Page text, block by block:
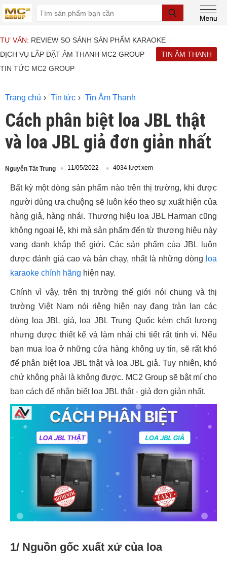
TƯ VẤN: REVIEW SO SÁNH SẢN PHẨM KARAOKE
DỊCH VỤ LẮP ĐẶT ÂM THANH MC2 GROUP
TIN ÂM THANH
TIN TỨC MC2 GROUP
Trang chủ Tin tức Tin Âm Thanh
Cách phân biệt loa JBL thật
và loa JBL giả đơn giản nhất
Nguyễn Tất Trung 11/05/2022 4034 lượt xem
Bất kỳ một dòng sản phẩm nào trên thị trường, khi được
người dùng ưa chuộng sẽ luôn kéo theo sự xuất hiện của
hàng giả, hàng nhái. Thương hiệu loa JBL Harman cũng
không ngoại lệ, khi mà sản phẩm đến từ thương hiệu này
vang danh khắp thế giới. Các sản phẩm của JBL luôn
được đánh giá cao và bán chạy, nhất là những dòng loa
karaoke chính hãng hiện nay.
Chính vì vậy, trên thị trường thế giới nói chung và thị
trường Việt Nam nói riêng hiện nay đang tràn lan các
dòng loa JBL giả, loa JBL Trung Quốc kém chất lượng
nhưng được thiết kế và làm nhái chi tiết rất tinh vi. Nếu
bạn mua loa ở những cửa hàng không uy tín, sẽ rất khó
để phân biệt loa JBL thật và loa JBL giả. Tuy nhiên, khó
chứ không phải là không được. MC2 Group sẽ bật mí cho
bạn cách để nhận biết loa JBL thật - giả đơn giản nhất.
1/ Nguồn gốc xuất xứ của loa